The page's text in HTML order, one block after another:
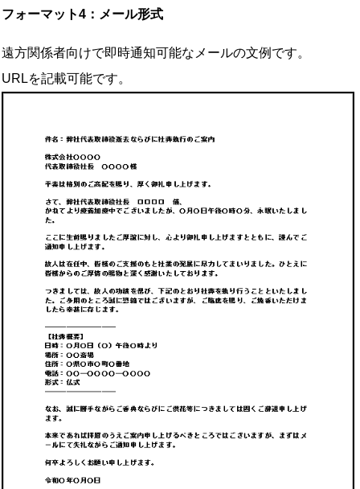
フォーマット4：メール形式
遠方関係者向けで即時通知可能なメールの文例です。
URLを記載可能です。